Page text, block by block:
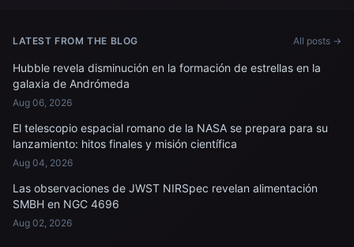
LATEST FROM THE BLOG All posts →
Hubble revela disminución en la formación de estrellas en la
galaxia de Andrómeda
Aug 06, 2026
El telescopio espacial romano de la NASA se prepara para su
lanzamiento: hitos finales y misión científica
Aug 04, 2026
Las observaciones de JWST NIRSpec revelan alimentación
SMBH en NGC 4696
Aug 02, 2026